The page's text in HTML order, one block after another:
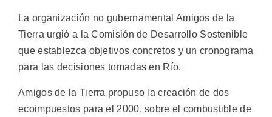
La organización no gubernamental Amigos de la
Tierra urgió a la Comisión de Desarrollo Sostenible
que establezca objetivos concretos y un cronograma
para las decisiones tomadas en Río.
Amigos de la Tierra propuso la creación de dos
ecoimpuestos para el 2000, sobre el combustible de